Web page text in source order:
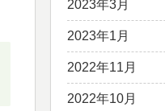
2023年3月
2023年1月
2022年11月
2022年10月